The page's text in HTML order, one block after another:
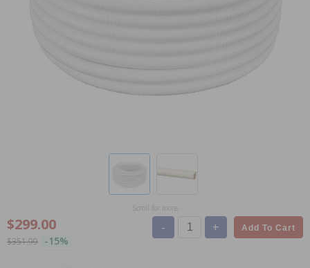
Scroll for more
$299.00
$351.99 -15%
- + Add To Cart